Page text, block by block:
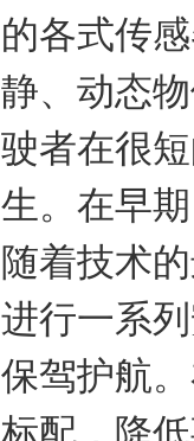
的各式传
静、动态
驶者在很
生。在早
随着技术
进行一系
保驾护航
标配，降